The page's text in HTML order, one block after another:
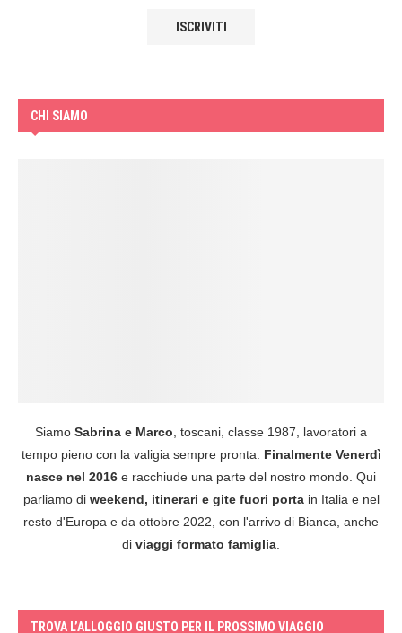
CHI SIAMO
Siamo Sabrina e Marco, toscani, classe 1987, lavoratori a
tempo pieno con la valigia sempre pronta. Finalmente Venerdì
nasce nel 2016 e racchiude una parte del nostro mondo. Qui
parliamo di weekend, itinerari e gite fuori portain Italia e nel
resto d'Europa e da ottobre 2022, con l'arrivo di Bianca, anche
di viaggi formato famiglia.
TROVA L’ALLOGGIO GIUSTO PER IL PROSSIMO VIAGGIO